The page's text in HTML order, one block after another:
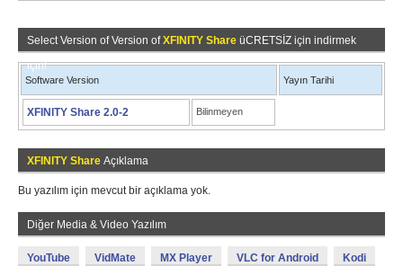
Select Version of Version ofXFINITY Share üCRETSİZ için indirmek
için!
Software Version Yayın Tarihi
XFINITY Share 2.0-2 Bilinmeyen
XFINITY Share Açıklama
Bu yazılım için mevcut bir açıklama yok.
Diğer Media & Video Yazılım
YouTube VidMate MX Player VLC for Android Kodi